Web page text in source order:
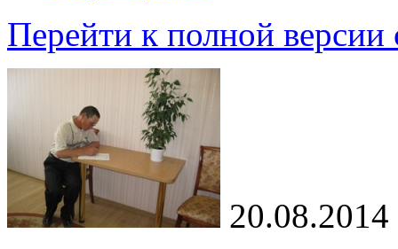
Перейти к полной версии
20.08.2014